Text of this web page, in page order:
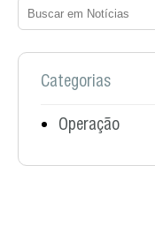
Categorias
Operação